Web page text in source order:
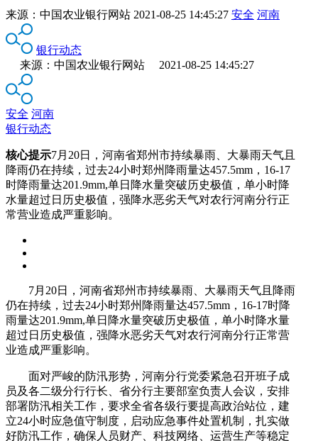
来源： 中国农业银行网站 2021-08-25 14:45:27 安全 河南
银行动态
来源：中国农业银行网站 2021-08-25 14:45:27
安全 河南
银行动态
核心提示7月20日，河南省郑州市持续暴雨、大暴雨天气且
降雨仍在持续，过去24小时郑州降雨量达457.5mm，16-17
时降雨量达201.9mm,单日降水量突破历史极值，单小时降
水量超过日历史极值，强降水恶劣天气对农行河南分行正
常营业造成严重影响。
7月20日，河南省郑州市持续暴雨、大暴雨天气且降雨
仍在持续，过去24小时郑州降雨量达457.5mm，16-17时降
雨量达201.9mm,单日降水量突破历史极值，单小时降水量
超过日历史极值，强降水恶劣天气对农行河南分行正常营
业造成严重影响。
面对严峻的防汛形势，河南分行党委紧急召开班子成
员及各二级分行行长、省分行主要部室负责人会议，安排
部署防汛相关工作，要求全省各级行要提高政治站位，建
立24小时应急值守制度，启动应急事件处置机制，扎实做
好防汛工作，确保人员财产、科技网络、运营生产等稳定